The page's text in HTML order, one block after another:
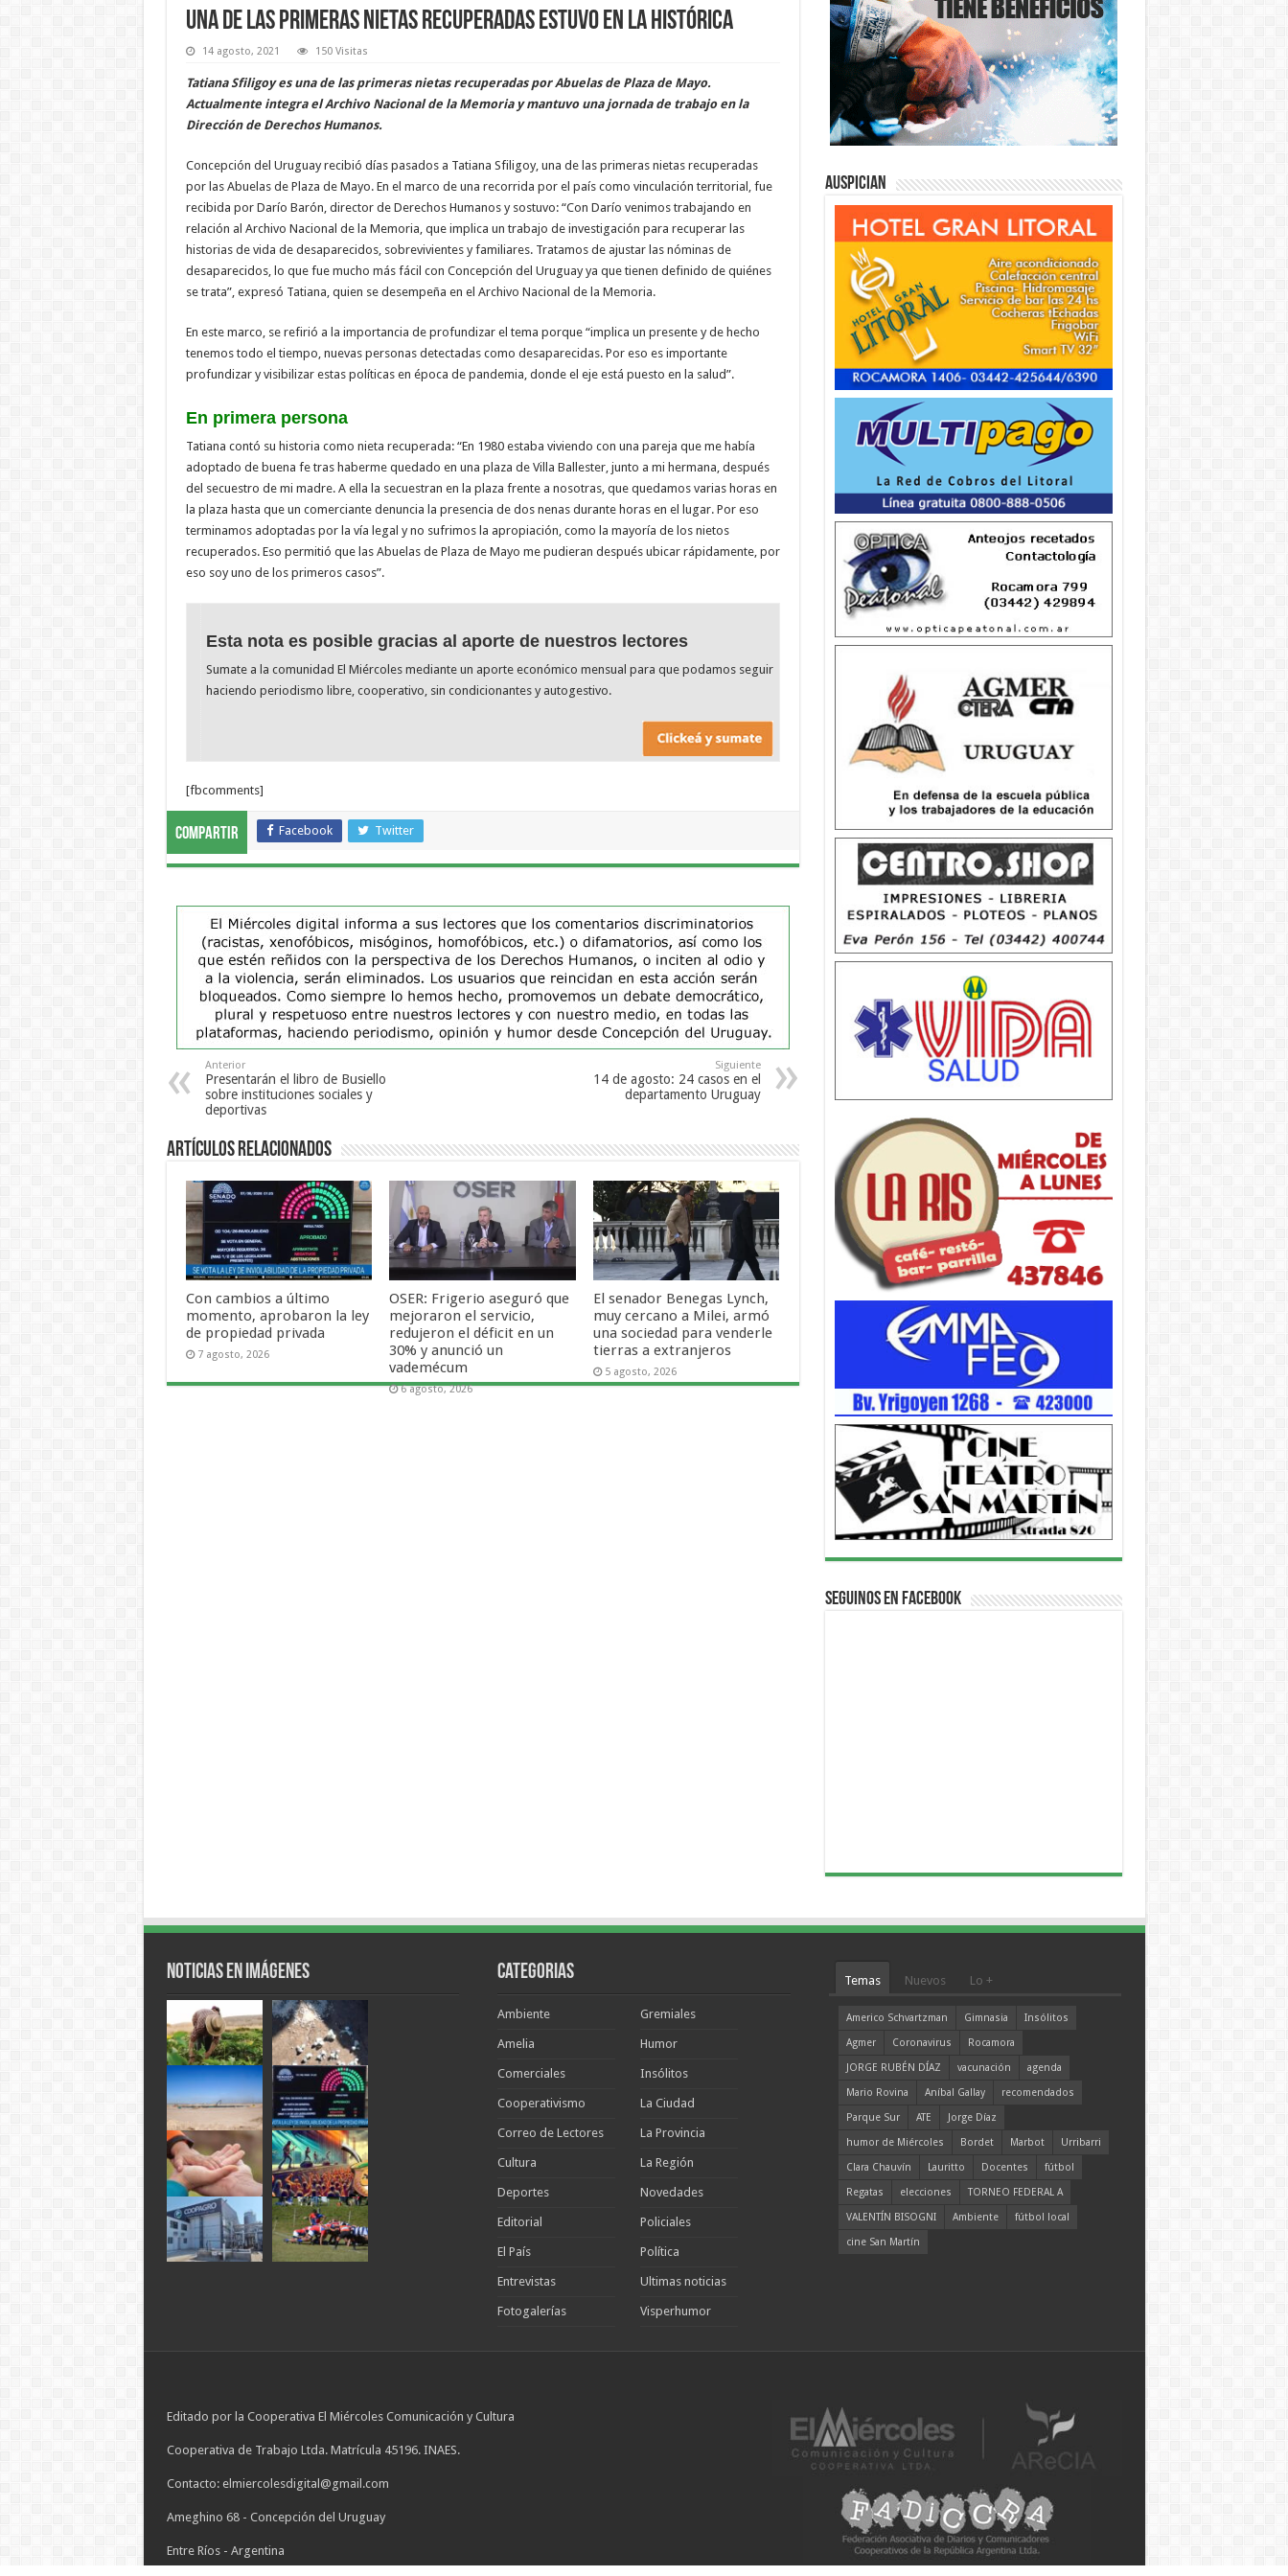
Una de las primeras nietas recuperadas estuvo en La Histórica
14 agosto, 2021 150 Visitas
Tatiana Sfiligoy es una de las primeras nietas recuperadas por Abuelas de Plaza de Mayo.
Actualmente integra el Archivo Nacional de la Memoria y mantuvo una jornada de trabajo en la
Dirección de Derechos Humanos.
Concepción del Uruguay recibió días pasados a Tatiana Sfiligoy, una de las primeras nietas recuperadas
por las Abuelas de Plaza de Mayo. En el marco de una recorrida por el país como vinculación territorial, fue
recibida por Darío Barón, director de Derechos Humanos y sostuvo: “Con Darío venimos trabajando en
relación al Archivo Nacional de la Memoria, que implica un trabajo de investigación para recuperar las
historias de vida de desaparecidos, sobrevivientes y familiares. Tratamos de ajustar las nóminas de
desaparecidos, lo que fue mucho más fácil con Concepción del Uruguay ya que tienen definido de quiénes
se trata”, expresó Tatiana, quien se desempeña en el Archivo Nacional de la Memoria.
En este marco, se refirió a la importancia de profundizar el tema porque “implica un presente y de hecho
tenemos todo el tiempo, nuevas personas detectadas como desaparecidas. Por eso es importante
profundizar y visibilizar estas políticas en época de pandemia, donde el eje está puesto en la salud”.
En primera persona
Tatiana contó su historia como nieta recuperada: “En 1980 estaba viviendo con una pareja que me había
adoptado de buena fe tras haberme quedado en una plaza de Villa Ballester, junto a mi hermana, después
del secuestro de mi madre. A ella la secuestran en la plaza frente a nosotras, que quedamos varias horas en
la plaza hasta que un comerciante denuncia la presencia de dos nenas durante horas en el lugar. Por eso
terminamos adoptadas por la vía legal y no sufrimos la apropiación, como la mayoría de los nietos
recuperados. Eso permitió que las Abuelas de Plaza de Mayo me pudieran después ubicar rápidamente, por
eso soy uno de los primeros casos”.
Esta nota es posible gracias al aporte de nuestros lectores
Sumate a la comunidad El Miércoles mediante un aporte económico mensual para que podamos seguir
haciendo periodismo libre, cooperativo, sin condicionantes y autogestivo.
[fbcomments]
Compartir Facebook Twitter
Anterior
Presentarán el libro de Busiello
sobre instituciones sociales y
deportivas
Siguiente
14 de agosto: 24 casos en el
departamento Uruguay
Artículos Relacionados
Con cambios a último
momento, aprobaron la ley
de propiedad privada
7 agosto, 2026
OSER: Frigerio aseguró que
mejoraron el servicio,
redujeron el déficit en un
30% y anunció un
vademécum
6 agosto, 2026
El senador Benegas Lynch,
muy cercano a Milei, armó
una sociedad para venderle
tierras a extranjeros
5 agosto, 2026
Auspician
Seguinos en Facebook
Noticias en Imágenes Categorias
Ambiente
Amelia
Comerciales
Cooperativismo
Correo de Lectores
Cultura
Deportes
Editorial
El País
Entrevistas
Fotogalerías
Gremiales
Humor
Insólitos
La Ciudad
La Provincia
La Región
Novedades
Policiales
Política
Ultimas noticias
Visperhumor
Temas Nuevos Lo +
Americo Schvartzman Gimnasia
Insólitos
Agmer
Coronavirus
Rocamora
JORGE RUBÉN DÍAZ
vacunación
agenda
Mario Rovina
Aníbal Gallay
recomendados
Parque Sur
ATE
Jorge Díaz
humor de Miércoles
Bordet Marbot
Urribarri
Clara Chauvín
Lauritto Docentes
fútbol
Regatas
elecciones
TORNEO FEDERAL A
VALENTÍN BISOGNI
Ambiente
fútbol local
cine San Martín
Editado por la Cooperativa El Miércoles Comunicación y Cultura
Cooperativa de Trabajo Ltda. Matrícula 45196. INAES.
Contacto: elmiercolesdigital@gmail.com
Ameghino 68 - Concepción del Uruguay
Entre Ríos - Argentina